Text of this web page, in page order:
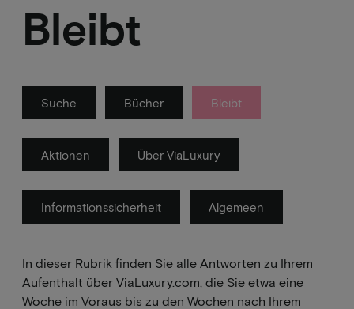
Bleibt
Suche Bücher Bleibt
Aktionen Über ViaLuxury
Informationssicherheit Algemeen
In dieser Rubrik finden Sie alle Antworten zu Ihrem
Aufenthalt über ViaLuxury.com, die Sie etwa eine
Woche im Voraus bis zu den Wochen nach Ihrem